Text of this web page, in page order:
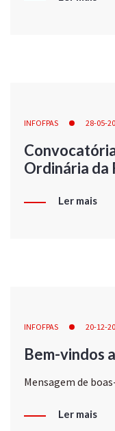
INFOFPAS 28-05-
Ordinária da
Ler mais
INFOFPAS 20-12-
Bem-vindos
Mensagem de
Ler mais